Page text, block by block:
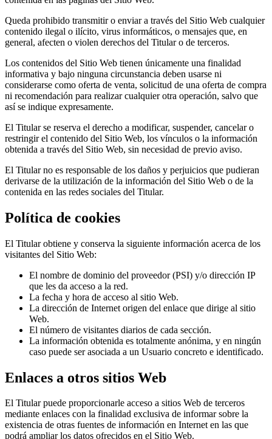
Queda prohibido transmitir o enviar a través del Sitio Web cualquier
contenido ilegal o ilícito, virus informáticos, o mensajes que, en
general, afecten o violen derechos del Titular o de terceros.
Los contenidos del Sitio Web tienen únicamente una finalidad
informativa y bajo ninguna circunstancia deben usarse ni
considerarse como oferta de venta, solicitud de una oferta de compra
ni recomendación para realizar cualquier otra operación, salvo que
así se indique expresamente.
El Titular se reserva el derecho a modificar, suspender, cancelar o
restringir el contenido del Sitio Web, los vínculos o la información
obtenida a través del Sitio Web, sin necesidad de previo aviso.
El Titular no es responsable de los daños y perjuicios que pudieran
derivarse de la utilización de la información del Sitio Web o de la
contenida en las redes sociales del Titular.
Política de cookies
El Titular obtiene y conserva la siguiente información acerca de los
visitantes del Sitio Web:
El nombre de dominio del proveedor (PSI) y/o dirección IP
que les da acceso a la red.
La fecha y hora de acceso al sitio Web.
La dirección de Internet origen del enlace que dirige al sitio
Web.
El número de visitantes diarios de cada sección.
La información obtenida es totalmente anónima, y en ningún
caso puede ser asociada a un Usuario concreto e identificado.
Enlaces a otros sitios Web
El Titular puede proporcionarle acceso a sitios Web de terceros
mediante enlaces con la finalidad exclusiva de informar sobre la
existencia de otras fuentes de información en Internet en las que
podrá ampliar los datos ofrecidos en el Sitio Web.